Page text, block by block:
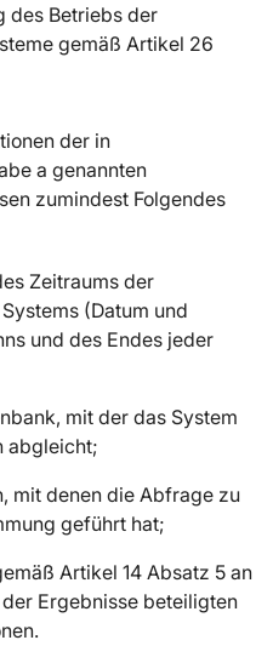
des Betriebs der
gemäß Artikel 26
der in
a genannten
zumindest Folgendes
Zeitraums der
(Datum und
und des Endes jeder
mit der das System
abgleicht;
mit denen die Abfrage zu
geführt hat;
Artikel 14 Absatz 5 an
Ergebnisse beteiligten